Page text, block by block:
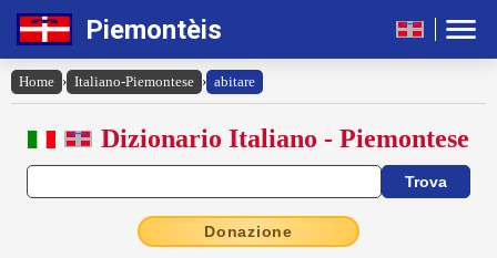
Piemontèis
Home › Italiano-Piemontese › abitare
Dizionario Italiano - Piemontese
Donazione